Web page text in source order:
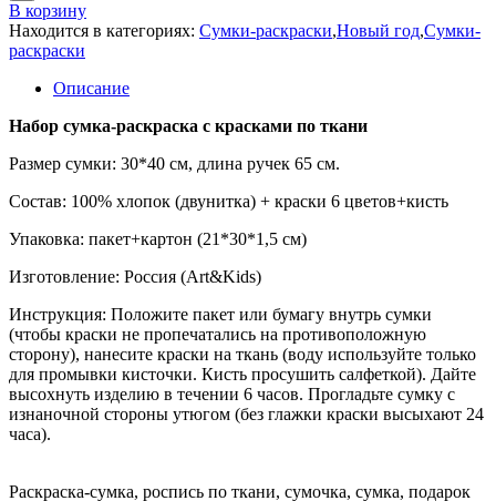
В корзину
Находится в категориях: Сумки-раскраски,Новый год,Сумки-
раскраски
Описание
Набор сумка-раскраска с красками по ткани
Размер сумки: 30*40 см, длина ручек 65 см.
Состав: 100% хлопок (двунитка) + краски 6 цветов+кисть
Упаковка: пакет+картон (21*30*1,5 см)
Изготовление: Россия (Art&Kids)
Инструкция: Положите пакет или бумагу внутрь сумки
(чтобы краски не пропечатались на противоположную
сторону), нанесите краски на ткань (воду используйте только
для промывки кисточки. Кисть просушить салфеткой). Дайте
высохнуть изделию в течении 6 часов. Прогладьте сумку с
изнаночной стороны утюгом (без глажки краски высыхают 24
часа).
Раскраска-сумка, роспись по ткани, сумочка, сумка, подарок